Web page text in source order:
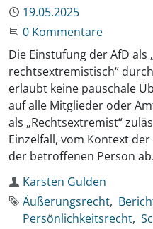
Publiziert
19.05.2025
Beginne eine
0 Kommentare
Die Einstufung der AfD als
rechtsextremistisch“
erlaubt keine pauschale
auf alle Mitglieder oder
als „Rechtsextremist“
Einzelfall, vom Kontext
der betroffenen Person ab.
Autor
Karsten Gulden
Schlagworte
Äußerungsrecht
Persönlichkeitsrecht